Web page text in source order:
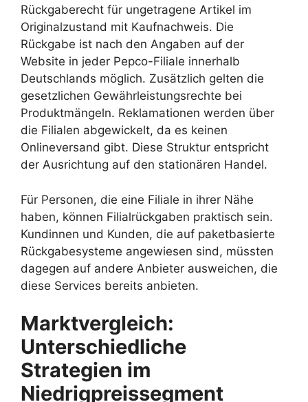
Rückgaberecht für ungetragene Artikel im
Originalzustand mit Kaufnachweis. Die
Rückgabe ist nach den Angaben auf der
Website in jeder Pepco-Filiale innerhalb
Deutschlands möglich. Zusätzlich gelten die
gesetzlichen Gewährleistungsrechte bei
Produktmängeln. Reklamationen werden über
die Filialen abgewickelt, da es keinen
Onlineversand gibt. Diese Struktur entspricht
der Ausrichtung auf den stationären Handel.
Für Personen, die eine Filiale in ihrer Nähe
haben, können Filialrückgaben praktisch sein.
Kundinnen und Kunden, die auf paketbasierte
Rückgabesysteme angewiesen sind, müssten
dagegen auf andere Anbieter ausweichen, die
diese Services bereits anbieten.
Marktvergleich:
Unterschiedliche
Strategien im
Niedrigpreissegment